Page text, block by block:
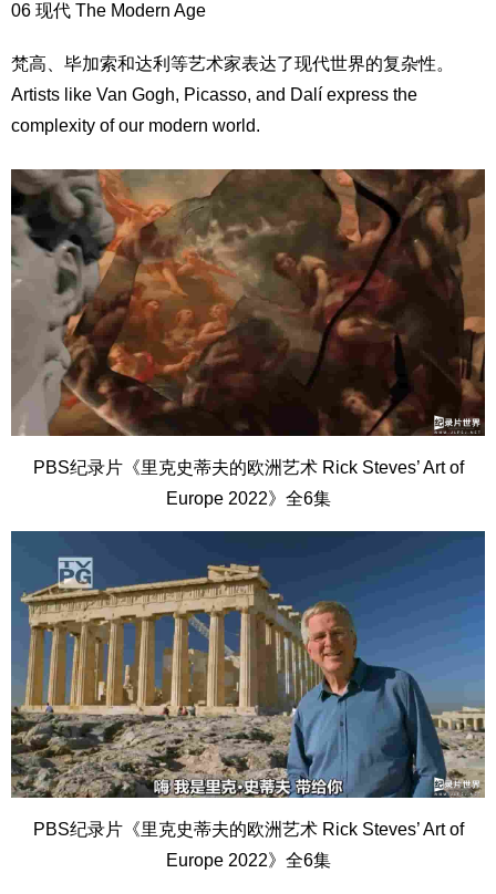
06 现代 The Modern Age
梵高、毕加索和达利等艺术家表达了现代世界的复杂性。
Artists like Van Gogh, Picasso, and Dalí express the
complexity of our modern world.
PBS纪录片《里克史蒂夫的欧洲艺术 Rick Steves’ Art of
Europe 2022》全6集
PBS纪录片《里克史蒂夫的欧洲艺术 Rick Steves’ Art of
Europe 2022》全6集